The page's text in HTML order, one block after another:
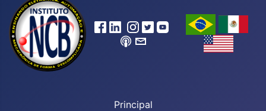
Principal